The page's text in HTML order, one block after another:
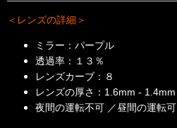
＜レンズの詳細＞
ミラー：パープル
透過率：１３％
レンズカーブ：８
レンズの厚さ： 1.6mm - 1.4mm
夜間の運転不可 ／昼間の運転可